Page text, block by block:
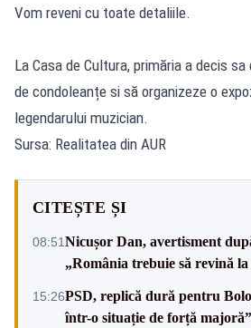
Vom reveni cu toate detaliile.
La Casa de Cultura, primăria a decis
de condoleanțe si să organizeze o
legendarului muzician.
Sursa: Realitatea din AUR
CITEȘTE ȘI
08:51Nicușor Dan, avertisment
„România trebuie să revină la
15:26PSD, replică dură pentru
într-o situație de forță majoră”